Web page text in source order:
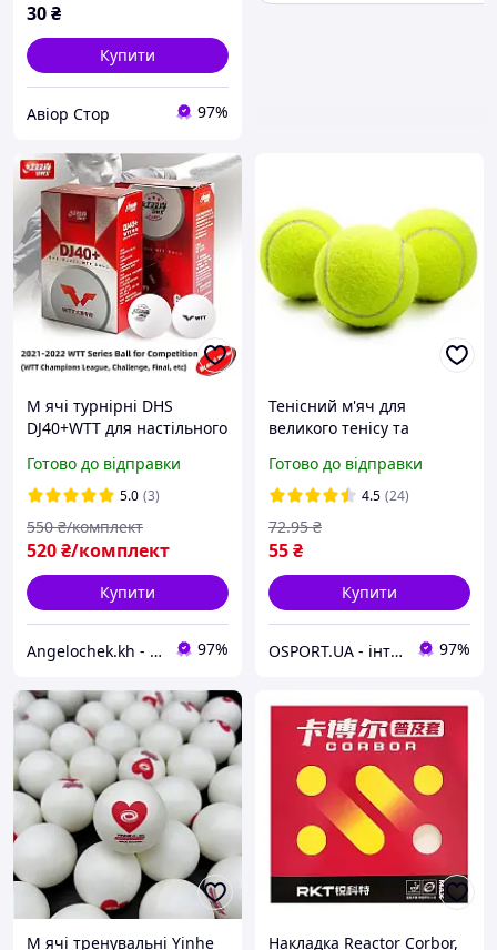
30₴
Купити
Авіор Стор 97%
М ячі турнірні DHS
DJ40+WTT для настільного
Готово до відправки
5.0 (3)
520₴/комплект
550 ₴/комплект
Купити
Angelochek.kh - інтернет-магазин дитячих товарів та настільних ігор 97%
Тенісний м'яч для
великого тенісу та
см. (MS 1178-1)
Готово до відправки
4.5 (24)
55₴
72.95 ₴
Купити
OSPORT.UA - інтернет магазин спортивних товарів 97%
М ячі тренувальні Yinhe Накладка Reactor Corbor,